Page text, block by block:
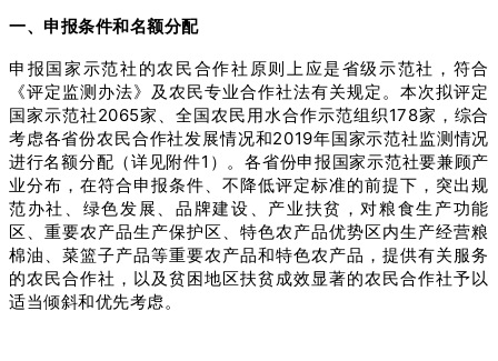
一、申报条件和名额分配
申报国家示范社的农民合作社原则上应是省级示范社，符合
《评定监测办法》及农民专业合作社法有关规定。本次拟评定
国家示范社2065家、全国农民用水合作示范组织178家，综合
考虑各省份农民合作社发展情况和2019年国家示范社监测情况
进行名额分配（详见附件1）。各省份申报国家示范社要兼顾产
业分布，在符合申报条件、不降低评定标准的前提下，突出规
范办社、绿色发展、品牌建设、产业扶贫，对粮食生产功能
区、重要农产品生产保护区、特色农产品优势区内生产经营粮
棉油、菜篮子产品等重要农产品和特色农产品，提供有关服务
的农民合作社，以及贫困地区扶贫成效显著的农民合作社予以
适当倾斜和优先考虑。